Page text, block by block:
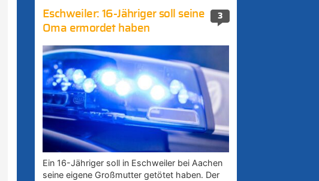
3
Eschweiler: 16-Jähriger soll seine
Oma ermordet haben
Ein 16-Jähriger soll in Eschweiler bei Aachen
seine eigene Großmutter getötet haben. Der